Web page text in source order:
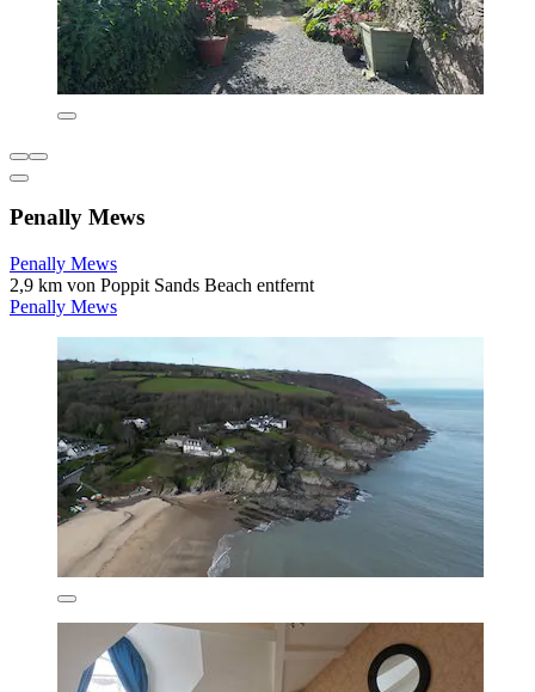
Penally Mews
Penally Mews
2,9 km von Poppit Sands Beach entfernt
Penally Mews